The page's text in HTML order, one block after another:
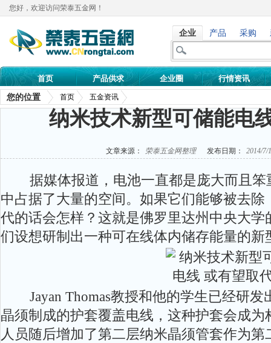
您好，欢迎访问荣泰五金网！
企业 产品 采购
首页 产品供求 企业圈 行情资讯
您的位置 首页 五金资讯
纳米技术新型可储能电
文章来源： 荣泰五金网整理 发布日期： 2014/7/
据媒体报道，电池一直都是庞大而且笨
中占据了大量的空间。如果它们能够被去
代的话会怎样？这就是佛罗里达州中央大
们设想研制出一种可在线体内储存能量的新
Jayan Thomas教授和他的学生已经研发
晶须制成的护套覆盖电线，这种护套会成
人员随后增加了第二层纳米晶须管套作为